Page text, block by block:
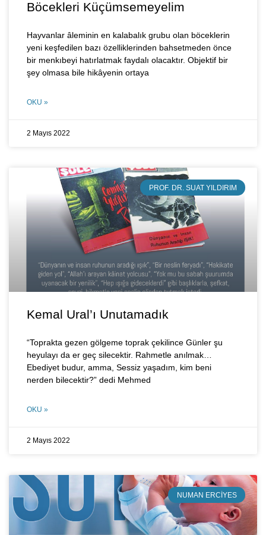
Böcekleri Küçümsemeyelim
Hayvanlar âleminin en kalabalık grubu olan böceklerin
yeni keşfedilen bazı özelliklerinden bahsetmeden önce
bir menkıbeyi hatırlatmak faydalı olacaktır. Objektif bir
şey olmasa bile hikâyenin ortaya
OKU »
2 Mayıs 2022
PROF. DR. SUAT YILDIRIM
Kemal Ural’ı Unutamadık
“Toprakta gezen gölgeme toprak çekilince Günler şu
heyulayı da er geç silecektir. Rahmetle anılmak…
Ebediyet budur, amma, Sessiz yaşadım, kim beni
nerden bilecektir?” dedi Mehmed
OKU »
2 Mayıs 2022
NUMAN ERCIYES